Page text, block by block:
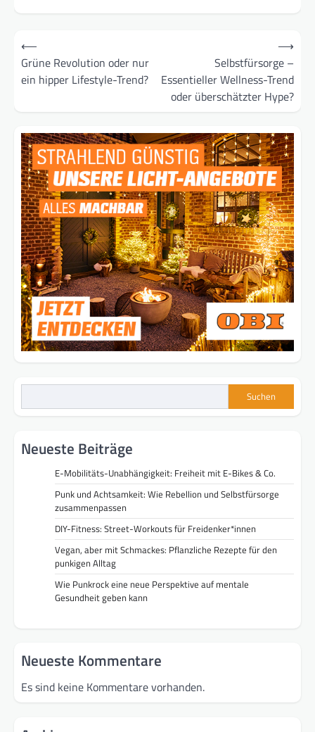
Beitragsnavigation
⟵
Grüne Revolution oder nur
ein hipper Lifestyle-Trend?
Selbstfürsorge –
Essentieller Wellness-Trend
oder überschätzter Hype?
⟶
Suchen
Neueste Beiträge
E-Mobilitäts-Unabhängigkeit: Freiheit mit E-Bikes & Co.
Punk und Achtsamkeit: Wie Rebellion und Selbstfürsorge
zusammenpassen
DIY-Fitness: Street-Workouts für Freidenker*innen
Vegan, aber mit Schmackes: Pflanzliche Rezepte für den
punkigen Alltag
Wie Punkrock eine neue Perspektive auf mentale
Gesundheit geben kann
Neueste Kommentare
Es sind keine Kommentare vorhanden.